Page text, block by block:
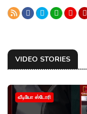
VIDEO STORIES
வீடியோ ஸ்டோரி